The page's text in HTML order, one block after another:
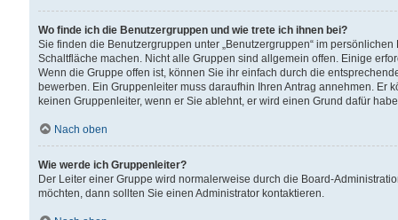
Wo finde ich die Benutzergruppen und wie trete ich ihnen bei?
Sie finden die Benutzergruppen unter „Benutzergruppen“ im
Schaltfläche machen. Nicht alle Gruppen sind allgemein offen. Einige
Wenn die Gruppe offen ist, können Sie ihr einfach durch die
bewerben. Ein Gruppenleiter muss daraufhin Ihren Antrag annehmen.
keinen Gruppenleiter, wenn er Sie ablehnt, er wird einen Grund dafür
Nach oben
Wie werde ich Gruppenleiter?
Der Leiter einer Gruppe wird normalerweise durch die Board-
möchten, dann sollten Sie einen Administrator kontaktieren.